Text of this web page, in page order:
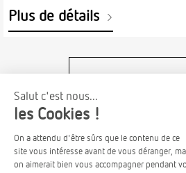
Plus de détails
VOIR TOUTES NOS